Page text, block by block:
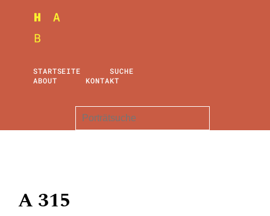
STARTSEITE
SUCHE
ABOUT
KONTAKT
A 315